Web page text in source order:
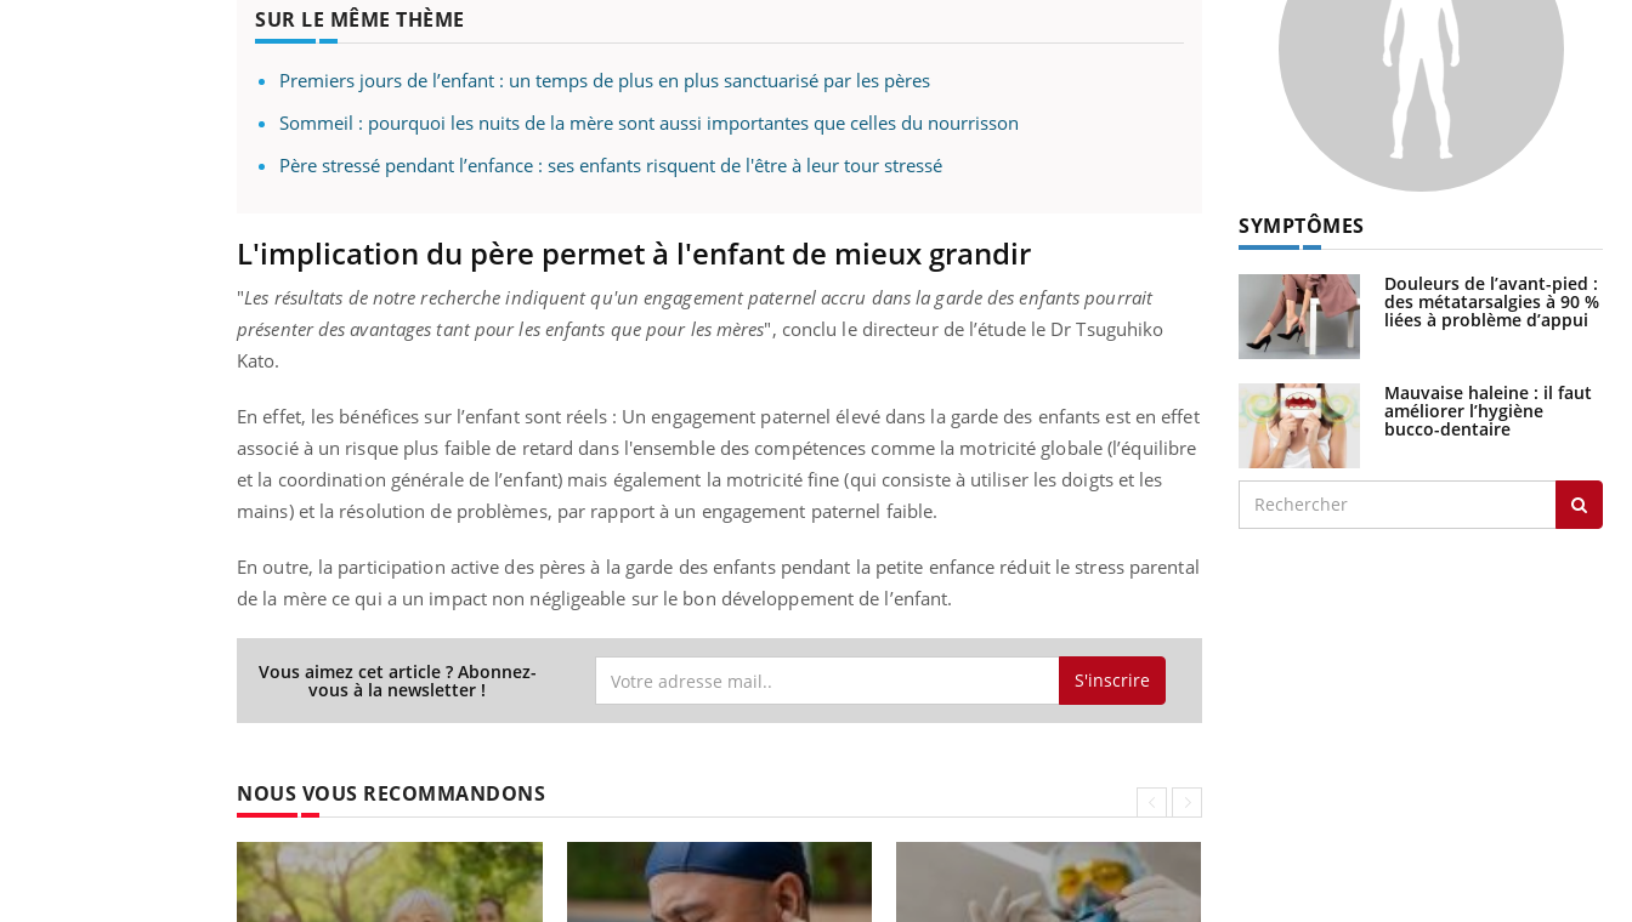
SUR LE MÊME THÈME
Premiers jours de l’enfant : un temps de plus en plus sanctuarisé par les pères
Sommeil : pourquoi les nuits de la mère sont aussi importantes que celles du nourrisson
Père stressé pendant l’enfance : ses enfants risquent de l'être à leur tour stressé
L'implication du père permet à l'enfant de mieux grandir
"Les résultats de notre recherche indiquent qu'un engagement paternel accru dans la garde des enfants pourrait
présenter des avantages tant pour les enfants que pour les mères", conclu le directeur de l’étude le Dr Tsuguhiko
Kato.
En effet, les bénéfices sur l’enfant sont réels : Un engagement paternel élevé dans la garde des enfants est en effet
associé à un risque plus faible de retard dans l'ensemble des compétences comme la motricité globale (l’équilibre
et la coordination générale de l’enfant) mais également la motricité fine (qui consiste à utiliser les doigts et les
mains) et la résolution de problèmes, par rapport à un engagement paternel faible.
En outre, la participation active des pères à la garde des enfants pendant la petite enfance réduit le stress parental
de la mère ce qui a un impact non négligeable sur le bon développement de l’enfant.
Vous aimez cet article ? Abonnez-
vous à la newsletter ! S'inscrire
NOUS VOUS RECOMMANDONS
SYMPTÔMES
Douleurs de l’avant-pied :
des métatarsalgies à 90 %
liées à problème d’appui
Mauvaise haleine : il faut
améliorer l’hygiène
bucco-dentaire